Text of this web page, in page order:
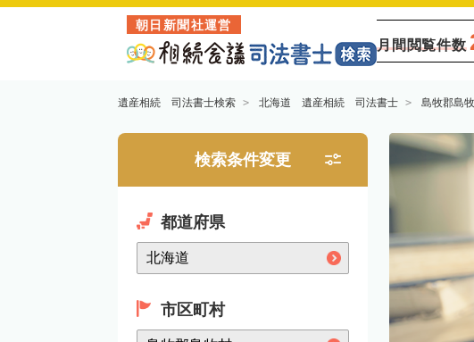
朝日新聞社運営
月間閲覧件数
遺産相続 司法書士検索 北海道 遺産相続 司法書士 島牧郡島
検索条件変更
都道府県
市区町村